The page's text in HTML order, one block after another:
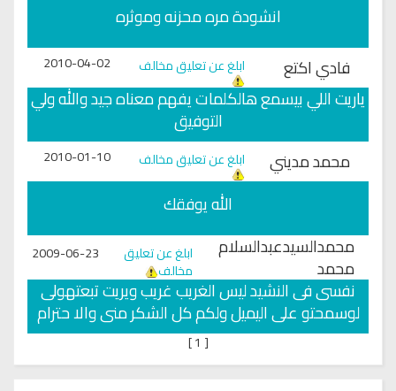
انشودة مره محزنه وموثره
فادي اكتع
ابلغ عن تعليق مخالف 2010-04-02
ياريت اللي بيسمع هالكلمات يفهم معناه جيد والله ولي
التوفيق
محمد مديني
ابلغ عن تعليق مخالف 2010-01-10
الله يوفقك
محمدالسيدعبدالسلام
محمد
ابلغ عن تعليق
مخالف
2009-06-23
نفسى فى النشيد ليس الغريب غريب ويريت تبعتهولى
لوسمحتو على اليميل ولكم كل الشكر منى والا حترام
[
]